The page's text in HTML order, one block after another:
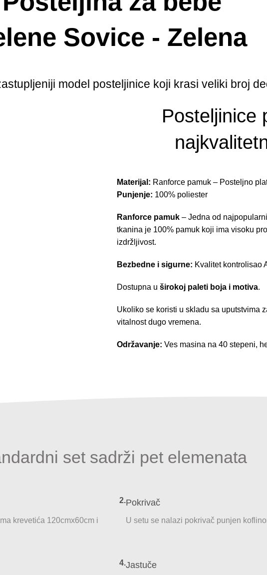
Sovice - Zelena
model posteljinice koji krasi veliki broj
Posteljinice
Materijal: Ranforce pamuk – Posteljno
Punjenje: 100% poliester
Ranforce pamuk– Jedna od
tkanina je 100% pamuk koji ima visoku
izdržljivost.
Bezbedne i sigurne: Kvalitet kontrolisao
Dostupna u širokoj paleti boja i motiva.
Ukoliko se koristi u skladu sa uputstvima
vitalnost dugo vremena.
Održavanje: Ves masina na 40 stepeni,
set sadrži pet elemenata
krevetića 120cmx60cm i
2.Pokrivač
U setu se nalazi pokrivač punjen
4.Jastuče